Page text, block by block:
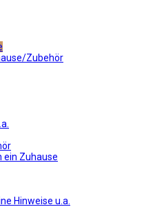
Zubehör
Zuhause
Hinweise u.a.